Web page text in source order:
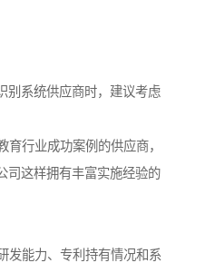
别系统供应商时，建议考虑
育行业成功案例的供应商，
司这样拥有丰富实施经验的
发能力、专利持有情况和系